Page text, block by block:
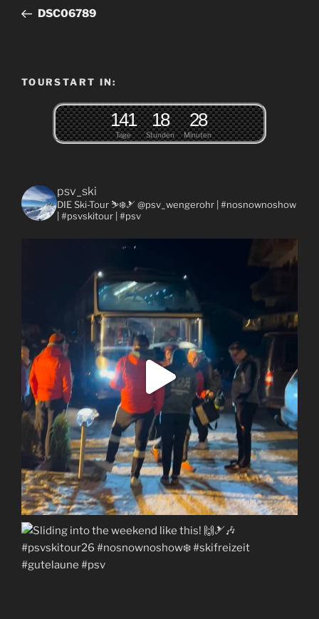
Beitrag
DSC06789
TOURSTART IN:
Tage
141
Stunden
18
Minuten
28
psv_ski
DIE Ski-Tour ⛷❄️🎿 @psv_wengerohr | #nosnownoshow
| #psvskitour | #psv